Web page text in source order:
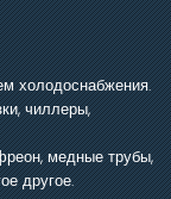
персональных
холодоснабжения.
чиллеры,
медные трубы,
другое.